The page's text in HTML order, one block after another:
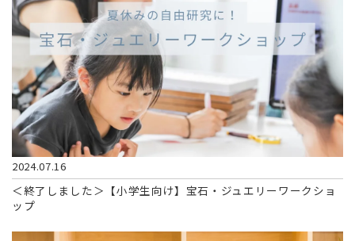
2024.07.16
＜終了しました＞【小学生向け】宝石・ジュエリーワークショ
ップ